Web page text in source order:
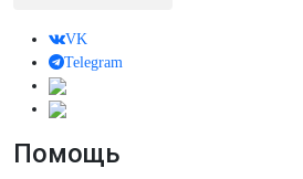
VK
Telegram
Помощь